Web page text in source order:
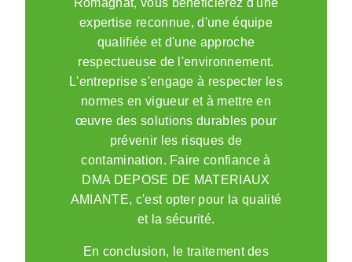
Romagnat, vous bénéficierez d'une
expertise reconnue, d'une équipe
qualifiée et d'une approche
respectueuse de l'environnement.
L'entreprise s'engage à respecter les
normes en vigueur et à mettre en
œuvre des solutions durables pour
prévenir les risques de
contamination. Faire confiance à
DMA DEPOSE DE MATERIAUX
AMIANTE, c'est opter pour la qualité
et la sécurité.
En conclusion, le traitement des